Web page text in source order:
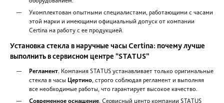
корпуса для моделей с низкой
водонепроницаемостью;
несанкционированном вмешательстве в
часов, потери деталей.